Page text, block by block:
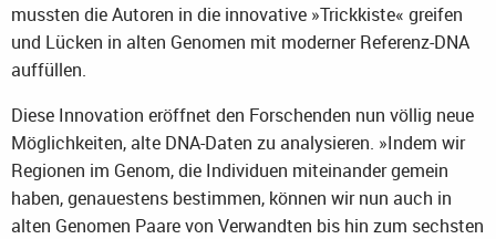
mussten die Autoren in die innovative »Trickkiste« greifen
und Lücken in alten Genomen mit moderner Referenz-DNA
auffüllen.
Diese Innovation eröffnet den Forschenden nun völlig neue
Möglichkeiten, alte DNA-Daten zu analysieren. »Indem wir
Regionen im Genom, die Individuen miteinander gemein
haben, genauestens bestimmen, können wir nun auch in
alten Genomen Paare von Verwandten bis hin zum sechsten